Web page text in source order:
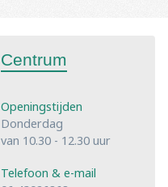
Centrum
Openingstijden
Donderdag
van 10.30 - 12.30 uur
Telefoon & e-mail